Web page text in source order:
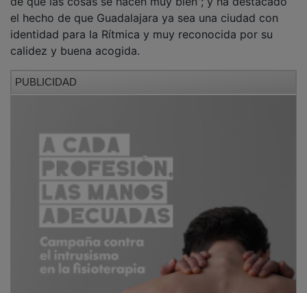
el hecho de que Guadalajara ya sea una ciudad con
identidad para la Rítmica y muy reconocida por su
calidez y buena acogida.